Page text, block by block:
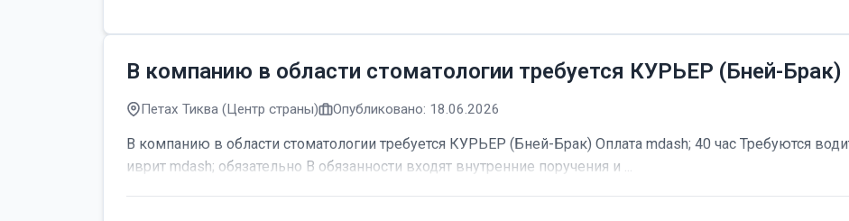
В компанию в области стоматологии требуется КУРЬЕР (Бней-Брак)
Петах Тиква (Центр страны) Опубликовано: 18.06.2026
В компанию в области стоматологии требуется КУРЬЕР (Бней-Брак) Оплата mdash; 40 час Требуются
иврит mdash; обязательно В обязанности входят внутренние поручения и ...